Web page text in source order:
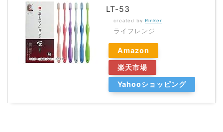
LT-53
created by Rinker
ライフレンジ
Amazon
楽天市場
Yahooショッピング